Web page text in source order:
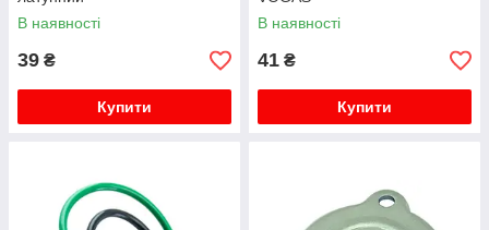
В наявності
39 ₴
Купити
В наявності
41 ₴
Купити